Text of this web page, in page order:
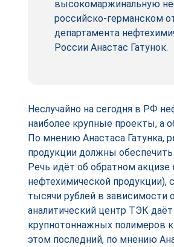
высокомаржинальную
российско-германском
департамента
России Анастас Гатунок.
Неслучайно на сегодня в РФ
наиболее крупные проекты, а
По мнению Анастаса Гатунка,
продукции должны
Речь идёт об обратном акцизе
нефтехимической продукции),
тысячи рублей в зависимости
аналитический центр ТЭК
крупнотоннажных полимеров
этом последний, по мнению